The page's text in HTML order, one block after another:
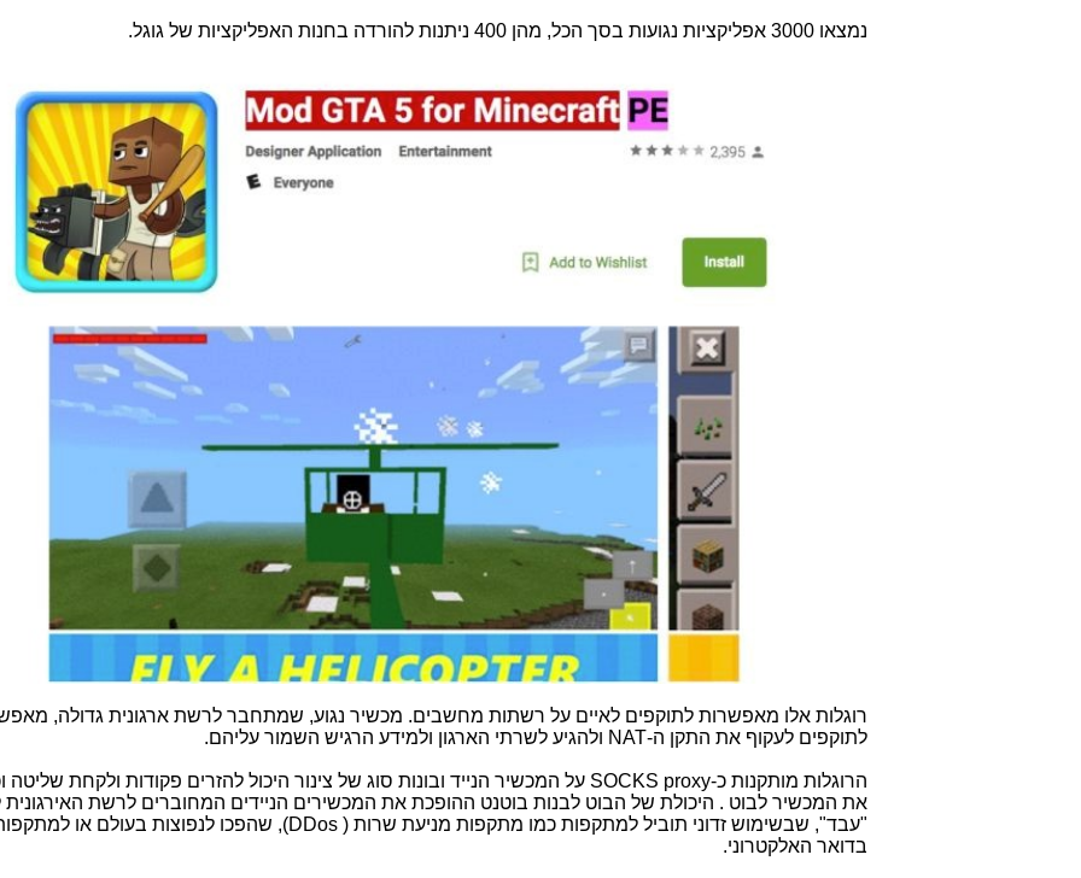
נמצאו 3000 אפליקציות נגועות בסך הכל, מהן 400 ניתנות להורדה בחנות האפליקציות של גוגל.
רוגלות אלו מאפשרות לתוקפים לאיים על רשתות מחשבים. מכשיר נגוע, שמתחבר לרשת ארגונית גדולה,
לתוקפים לעקוף את התקן ה-NAT ולהגיע לשרתי הארגון ולמידע הרגיש השמור עליהם.
הרוגלות מותקנות כ-SOCKS proxy על המכשיר הנייד ובונות סוג של צינור היכול להזרים פקודות ולקחת שליטה
את המכשיר לבוט . היכולת של הבוט לבנות בוטנט ההופכת את המכשירים הניידים המחוברים לרשת האירגונית
"עבד", שבשימוש זדוני תוביל למתקפות כמו מתקפות מניעת שרות (DDos), שהפכו לנפוצות בעולם או
בדואר האלקטרוני.